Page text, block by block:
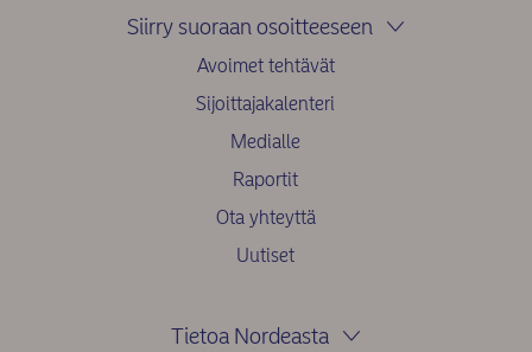
Siirry suoraan osoitteeseen
Avoimet tehtävät
Sijoittajakalenteri
Medialle
Raportit
Ota yhteyttä
Uutiset
Tietoa Nordeasta